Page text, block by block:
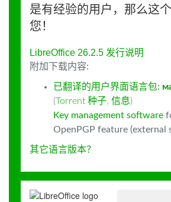
是有经验的用户，那么这
您！
LibreOffice 26.2.5 发行说明
附加下载内容:
已翻译的用户界面语言包:
(Torrent 种子, 信息)
Key management software
OpenPGP feature (external
其它语言版本？